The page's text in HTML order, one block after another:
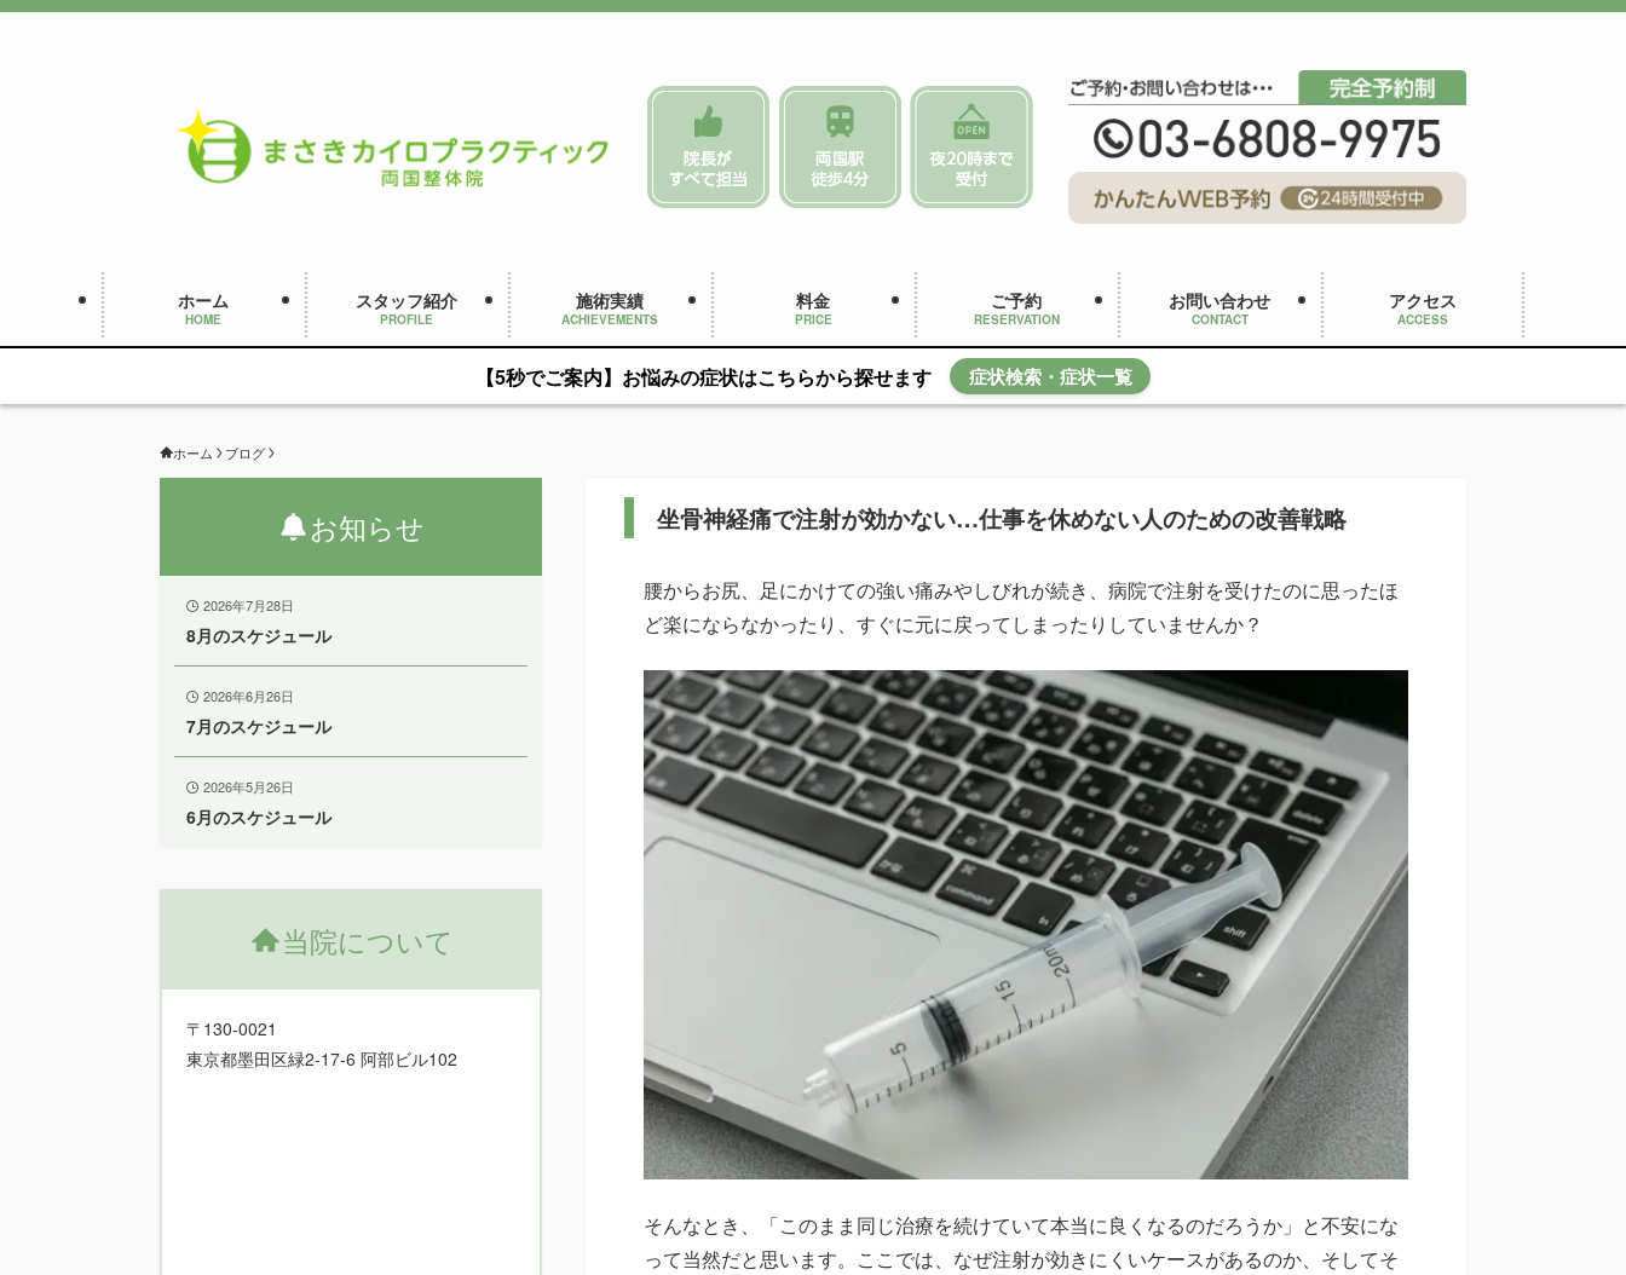
ホーム
HOME
スタッフ紹介
PROFILE
施術実績
ACHIEVEMENTS
料金
PRICE
ご予約
RESERVATION
お問い合わせ
CONTACT
アクセス
ACCESS
【5秒でご案内】お悩みの症状はこちらから探せます 症状検索・症状一覧
ホーム ブログ
坐骨神経痛で注射が効かない…仕事を休めない人のための改善戦略
腰からお尻、足にかけての強い痛みやしびれが続き、病院で注射を受けたのに思ったほ
ど楽にならなかったり、すぐに元に戻ってしまったりしていませんか？
そんなとき、「このまま同じ治療を続けていて本当に良くなるのだろうか」と不安にな
って当然だと思います。ここでは、なぜ注射が効きにくいケースがあるのか、そしてそ
お知らせ
2026年7月28日
8月のスケジュール
2026年6月26日
7月のスケジュール
2026年5月26日
6月のスケジュール
当院について
〒130-0021
東京都墨田区緑2-17-6 阿部ビル102